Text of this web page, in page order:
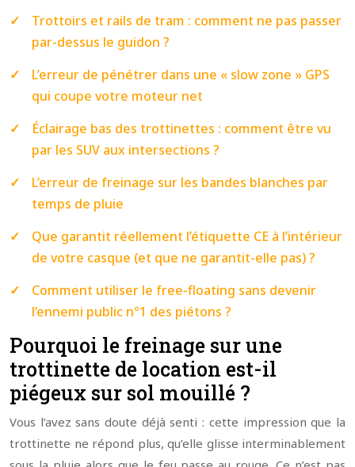
Trottoirs et rails de tram : comment ne pas passer
par-dessus le guidon ?
L’erreur de pénétrer dans une « slow zone » GPS
qui coupe votre moteur net
Éclairage bas des trottinettes : comment être vu
par les SUV aux intersections ?
L’erreur de freinage sur les bandes blanches par
temps de pluie
Que garantit réellement l’étiquette CE à l’intérieur
de votre casque (et que ne garantit-elle pas) ?
Comment utiliser le free-floating sans devenir
l’ennemi public n°1 des piétons ?
Pourquoi le freinage sur une
trottinette de location est-il
piégeux sur sol mouillé ?
Vous l’avez sans doute déjà senti : cette impression que la
trottinette ne répond plus, qu’elle glisse interminablement